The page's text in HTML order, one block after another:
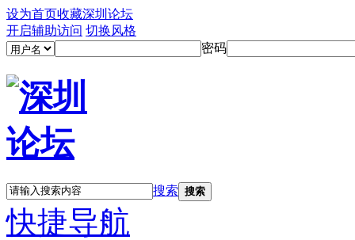
设为首页收藏深圳论坛
开启辅助访问 切换风格
密码
搜索 搜索
快捷导航